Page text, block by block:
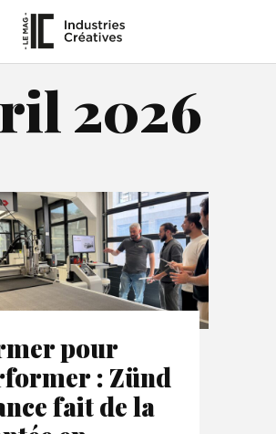
2026
pour
: Zünd
fait de la